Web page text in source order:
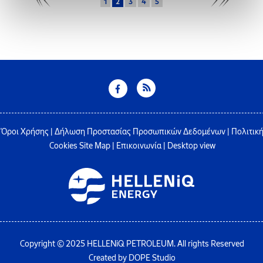
1 2 3 4 5
Όροι Χρήσης Δήλωση Προστασίας Προσωπικών Δεδομένων
Πολιτική
Cookies Site Map| Επικοινωνία| Desktop view
Copyright © 2025 HELLENiQ PETROLEUM. All rights Reserved
Created by DOPE Studio